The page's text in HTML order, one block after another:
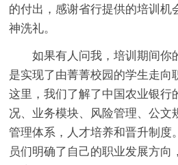
的付出，感谢省行提供的培训机
神洗礼。
如果有人问我，培训期间你
是实现了由菁菁校园的学生走向
这里，我们了解了中国农业银行
况、业务模块、风险管理、公文
管理体系，人才培养和晋升制度
员们明确了自己的职业发展方向